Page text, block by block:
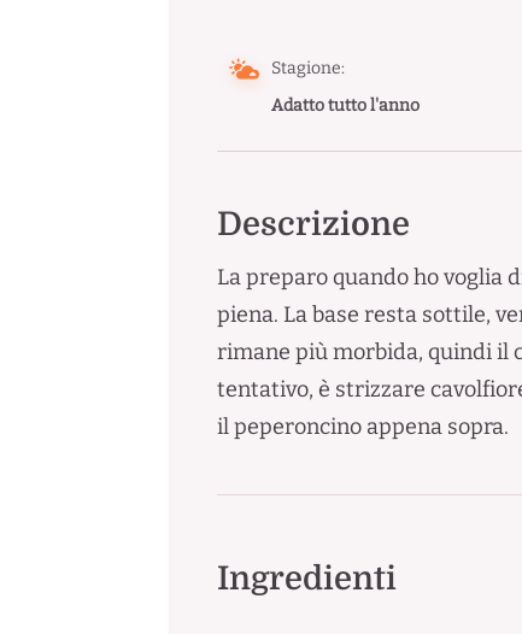
Stagione:
Adatto tutto l'anno
Descrizione
La preparo quando ho voglia
piena. La base resta sottile,
rimane più morbida, quindi il
tentativo, è strizzare
il peperoncino appena sopra.
Ingredienti